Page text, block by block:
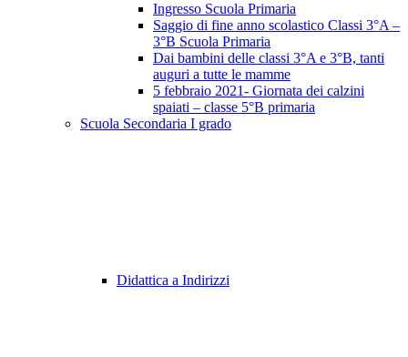
Ingresso Scuola Primaria
Saggio di fine anno scolastico Classi 3°A –
3°B Scuola Primaria
Dai bambini delle classi 3°A e 3°B, tanti
auguri a tutte le mamme
5 febbraio 2021- Giornata dei calzini
spaiati – classe 5°B primaria
Scuola Secondaria I grado
Didattica a Indirizzi